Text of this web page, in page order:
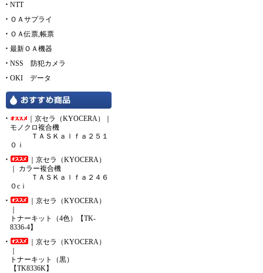
NTT
ＯＡサプライ
ＯＡ伝票,帳票
最新ＯＡ機器
NSS 防犯カメラ
OKI データ
｜京セラ（KYOCERA）｜
モノクロ複合機
ＴＡＳＫａｌｆａ２５１
０ｉ
｜京セラ（KYOCERA）
｜ カラー複合機
ＴＡＳＫａｌｆａ２４６
０cｉ
｜京セラ（KYOCERA）
トナーキット（4色）【TK-
8336-4】
｜京セラ（KYOCERA）
トナーキット（黒）
【TK8336K】